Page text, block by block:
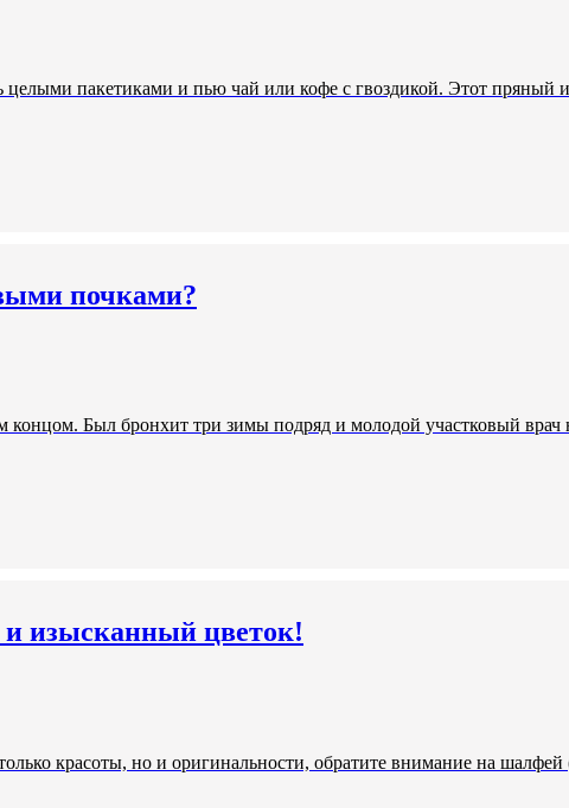
целыми пакетиками и пью чай или кофе с гвоздикой. Этот
почками?
Был бронхит три зимы подряд и молодой участковый
изысканный цветок!
красоты, но и оригинальности, обратите внимание на